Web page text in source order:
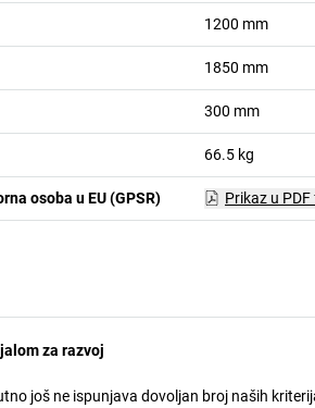
1200 mm
1850 mm
300 mm
66.5 kg
osoba u EU (GPSR) Prikaz u
za razvoj
još ne ispunjava dovoljan broj naših